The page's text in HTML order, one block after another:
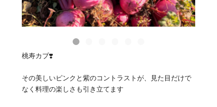
桃寿カブ❣️
その美しいピンクと紫のコントラストが、見た目だけで
なく料理の楽しさも引き立てます